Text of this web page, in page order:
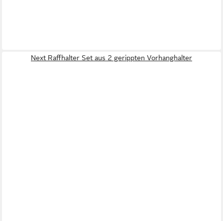
Next Raffhalter Set aus 2 gerippten Vorhanghalter